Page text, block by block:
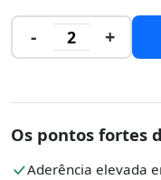
- 2 +
Os pontos fortes
Aderência elevada